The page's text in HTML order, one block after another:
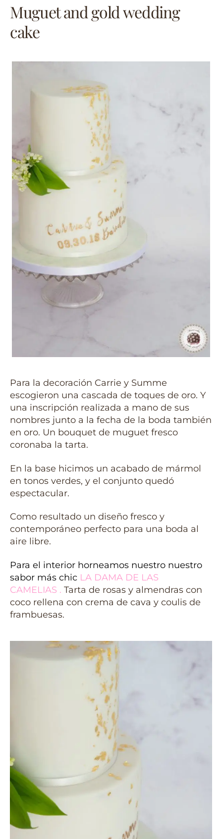
Muguet and gold wedding
cake
Para la decoración Carrie y Summe
escogieron una cascada de toques de oro. Y
una inscripción realizada a mano de sus
nombres junto a la fecha de la boda también
en oro. Un bouquet de muguet fresco
coronaba la tarta.
En la base hicimos un acabado de mármol
en tonos verdes, y el conjunto quedó
espectacular.
Como resultado un diseño fresco y
contemporáneo perfecto para una boda al
aire libre.
Para el interior horneamos nuestro nuestro
sabor más chic LA DAMA DE LAS
CAMELIAS . Tarta de rosas y almendras con
coco rellena con crema de cava y coulis de
frambuesas.